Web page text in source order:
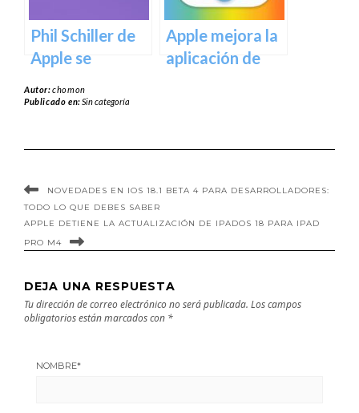
Phil Schiller de
Apple se
como
la junta de
parte del
acuerdo de IA
de iOS 18 –
Español: «Phil
Schiller de Apple
se une a OpenAI
observador de
Apple mejora la
aplicación de
Autor:chomon
Publicado en:Sin categoría
NOVEDADES EN IOS 18.1 BETA 4 PARA DESARROLLADORES:
TODO LO QUE DEBES SABER
APPLE DETIENE LA ACTUALIZACIÓN DE IPADOS 18 PARA IPAD
PRO M4
DEJA UNA RESPUESTA
Tu dirección de correo electrónico no será publicada. Los campos
obligatorios están marcados con *
NOMBRE*